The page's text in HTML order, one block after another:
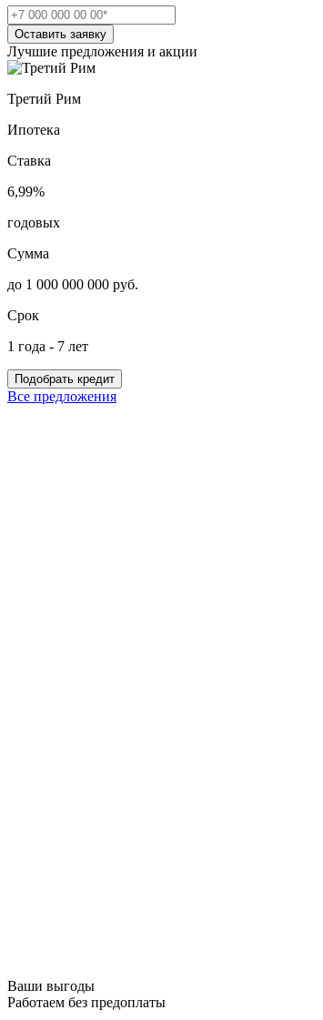
Оставить заявку
Лучшие предложения и акции
Третий Рим
Ипотека
Ставка
6,99%
годовых
Сумма
до 1 000 000 000 руб.
Срок
1 года - 7 лет
Подобрать кредит
Все предложения
Ваши выгоды
Работаем без предоплаты